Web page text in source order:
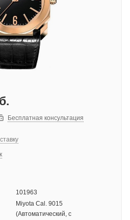
Бесплатная консультация
101963
Miyota Cal. 9015
(Автоматический, с